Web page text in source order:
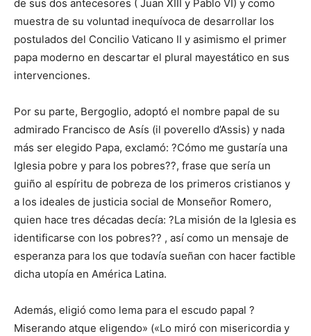
de sus dos antecesores ( Juan XIII y Pablo VI) y como
muestra de su voluntad inequívoca de desarrollar los
postulados del Concilio Vaticano II y asimismo el primer
papa moderno en descartar el plural mayestático en sus
intervenciones.
Por su parte, Bergoglio, adoptó el nombre papal de su
admirado Francisco de Asís (il poverello d’Assis) y nada
más ser elegido Papa, exclamó: ?Cómo me gustaría una
Iglesia pobre y para los pobres??, frase que sería un
guiño al espíritu de pobreza de los primeros cristianos y
a los ideales de justicia social de Monseñor Romero,
quien hace tres décadas decía: ?La misión de la Iglesia es
identificarse con los pobres?? , así como un mensaje de
esperanza para los que todavía sueñan con hacer factible
dicha utopía en América Latina.
Además, eligió como lema para el escudo papal ?
Miserando atque eligendo» («Lo miró con misericordia y